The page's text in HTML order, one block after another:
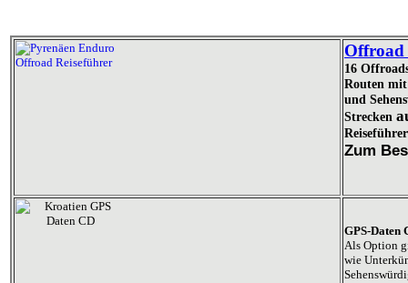
Offroad
16
Routen
und
Strecken
Zum
GPS-Daten
Als Option
wie